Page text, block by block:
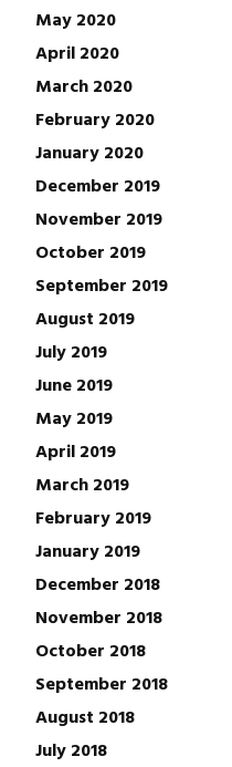
May 2020
April 2020
March 2020
February 2020
January 2020
December 2019
November 2019
October 2019
September 2019
August 2019
July 2019
June 2019
May 2019
April 2019
March 2019
February 2019
January 2019
December 2018
November 2018
October 2018
September 2018
August 2018
July 2018